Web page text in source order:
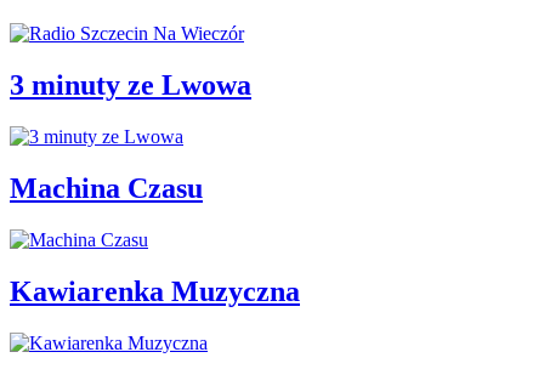
3 minuty ze Lwowa
Machina Czasu
Kawiarenka Muzyczna